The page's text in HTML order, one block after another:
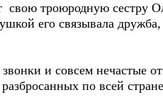
троюродную сестру
его связывала
и совсем нечастые
по всей